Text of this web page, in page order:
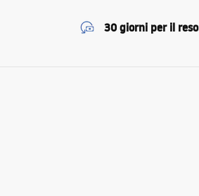
30 giorni per il reso